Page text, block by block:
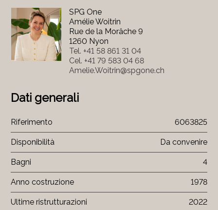
SPG One
Amélie Woitrin
Rue de la Morâche 9
1260 Nyon
Tel. +41 58 861 31 04
Cel. +41 79 583 04 68
Amelie.Woitrin@spgone.ch
Dati generali
Riferimento 6063825
Disponibilità Da convenire
Bagni 4
Anno costruzione 1978
Ultime ristrutturazioni 2022